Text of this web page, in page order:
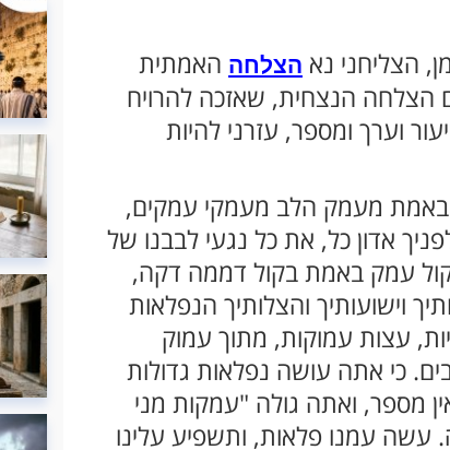
הצליחני נא הצלחה האמתית
הנצחית, שאזכה להרויח
וערך ומספר, עזרני להיות
באמת מעמק הלב מעמקי עמקים,
אדון כל, את כל נגעי לבבנו של
עמק באמת בקול דממה דקה,
וישועותיך והצלותיך הנפלאות
עצות עמוקות, מתוך עמוק
כי אתה עושה נפלאות גדולות
מספר, ואתה גולה "עמקות מני
עשה עמנו פלאות, ותשפיע עלינו